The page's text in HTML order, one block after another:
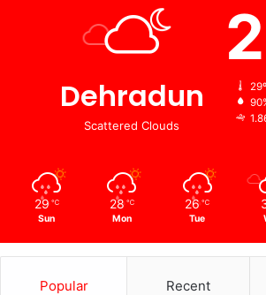
Dehradun
Scattered Clouds
29 ℃
Sun
28 ℃
Mon
26 ℃
Tue
Popular Recent